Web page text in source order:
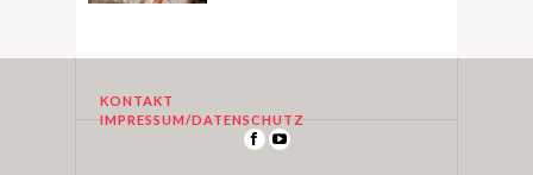
KONTAKT
IMPRESSUM/DATENSCHUTZ